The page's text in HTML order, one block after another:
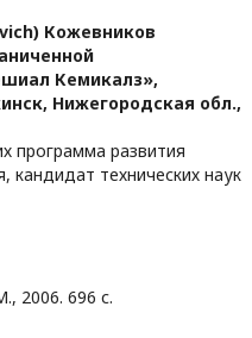
Кожевников
Кемикалз»,
Нижегородская обл.,
программа развития
кандидат технических наук
2006. 696 с.